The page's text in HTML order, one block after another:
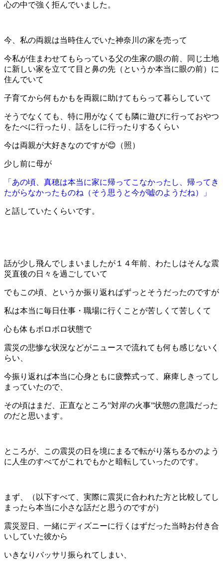
心の中で強く拒んでいました。
今、私の両親は当時住んでいた神奈川の家を売って
今私が住まわせてもらっている父の生家の眼の前、同じ土地
に新しい家を立てて目と鼻の先（というか本当に眼の前）に
住んでいて
子育てから何もかもを両親に助けてもらって暮らしていて
そうでなくても、特に用がなくても隣に遊びに行っておやつ
をたべに行ったり、話をしに行ったりするくらい
今は両親が大好きなのですが😊（照）
少し前に母が
「あの頃、真穂は本当に家に帰ってこなかったし、帰ってき
たがらなかったものね（そう思うと今が嘘のようだね）」
と話していたくらいです。
話が少し飛んでしまいましたが１４年前、わたしはそんな震
災直後の日々を過ごしていて
でもこの頃、というか振り返ればずっとそうだったのですが
私は本当に毎日仕事・職場に行くことが苦しくて苦しくて
心も体もボロボロ状態で
震災の悲惨な状況などがニュースで流れても何も感じないく
らい、
今振り返れば本当に心身ともに疲弊式って、麻痺しきってし
まっていたので、
その頃はまだ、正直なところ”対岸の火事”状態の意識だった
のだと思います。
ところが、この震災の日を境にまるで転がり落ちるかのよう
に人生のすべてがこれでもかと暗転していったのです。
まず、（以下すべて、実際に震災に合われた方と比較してし
まったら本当に小さな話だと思うのですが）
震災翌日、一緒にディズニーに行くはずだった当時お付き合
いしていた彼から
いきなりバッサリ振られてしまい、